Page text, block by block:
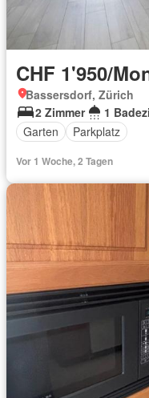
CHF 1'950/
Bassersdorf, Zürich
2 Zimmer
1
Garten
Parkplatz
Vor 1 Woche, 2 Tagen